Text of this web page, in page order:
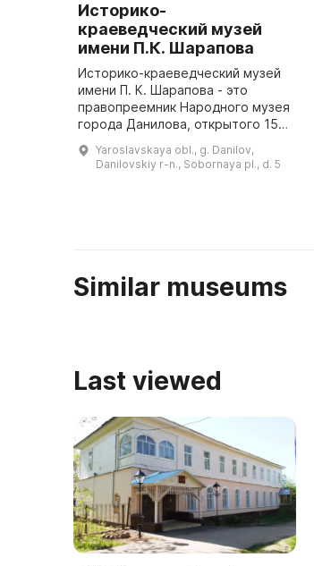
Историко-
краеведческий музей
имени П.К. Шарапова
Историко-краеведческий музей
имени П. К. Шарапова - это
правопреемник Народного музея
города Данилова, открытого 15
прошлого века инициативная
группа из историка Белос ...
Yaroslavskaya obl., g. Danilov,
Danilovskiy r-n., Sobornaya pl., d. 5
Similar museums
Last viewed